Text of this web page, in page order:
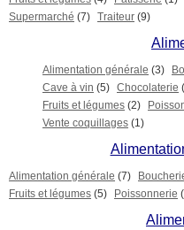
Supermarché (7) Traiteur (9)
Alimentation générale (3)
Cave à vin (5) Chocolaterie
Fruits et légumes (2)
Vente coquillages (1)
Alimentation générale (7)
Fruits et légumes (5) Poissonnerie